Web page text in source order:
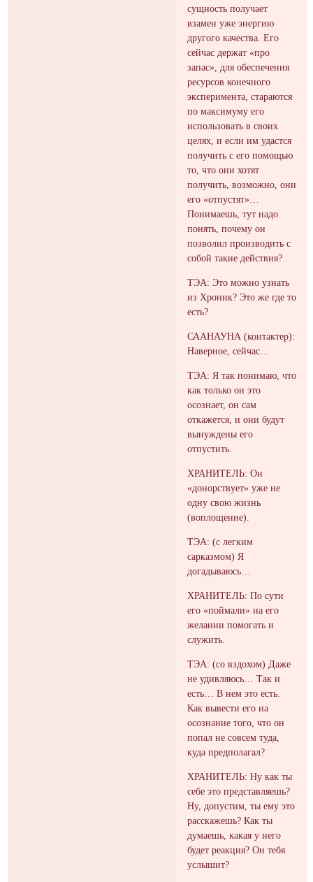
сущность получает
взамен уже энергию
другого качества. Его
сейчас держат «про
запас», для обеспечения
ресурсов конечного
эксперимента, стараются
по максимуму его
использовать в своих
целях, и если им удастся
получить с его помощью
то, что они хотят
получить, возможно, они
его «отпустят»…
Понимаешь, тут надо
понять, почему он
позволил производить с
собой такие действия?
ТЭА: Это можно узнать
из Хроник? Это же где то
есть?
СААНАУНА (контактер):
Наверное, сейчас…
ТЭА: Я так понимаю, что
как только он это
осознает, он сам
откажется, и они будут
вынуждены его
отпустить.
ХРАНИТЕЛЬ: Он
«донорствует» уже не
одну свою жизнь
(воплощение).
ТЭА: (с легким
сарказмом) Я
догадываюсь…
ХРАНИТЕЛЬ: По сути
его «поймали» на его
желании помогать и
служить.
ТЭА: (со вздохом) Даже
не удивляюсь… Так и
есть… В нем это есть.
Как вывести его на
осознание того, что он
попал не совсем туда,
куда предполагал?
ХРАНИТЕЛЬ: Ну как ты
себе это представляешь?
Ну, допустим, ты ему это
расскажешь? Как ты
думаешь, какая у него
будет реакция? Он тебя
услышит?